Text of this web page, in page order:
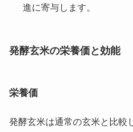
進に寄与します。
発酵玄米の栄養価と効能
栄養価
発酵玄米は通常の玄米と比較